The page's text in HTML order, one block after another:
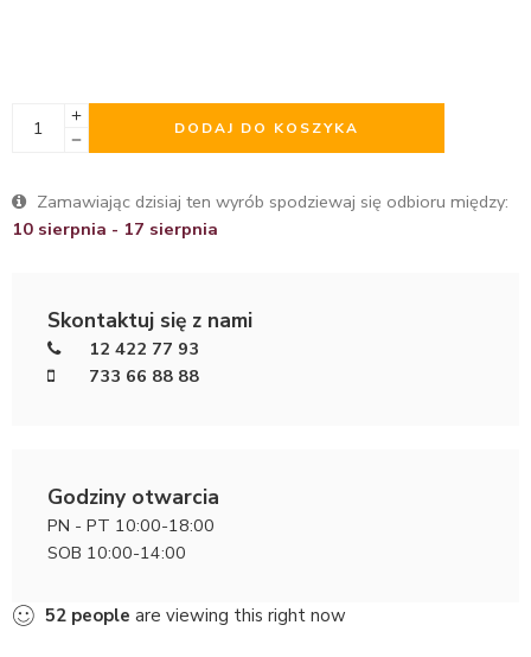
DODAJ DO KOSZYKA
Zamawiając dzisiaj ten wyrób spodziewaj się odbioru między:
10 sierpnia - 17 sierpnia
Skontaktuj się z nami
12 422 77 93
733 66 88 88
Godziny otwarcia
PN - PT 10:00-18:00
SOB 10:00-14:00
52 people are viewing this right now